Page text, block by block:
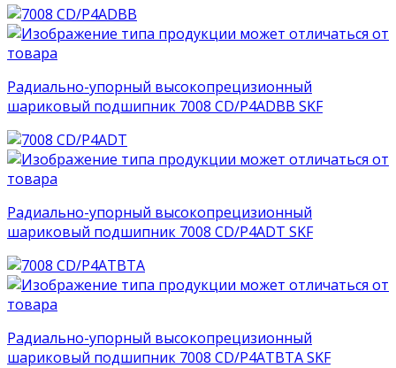
Радиально-упорный высокопрецизионный
шариковый подшипник 7008 CD/P4ADBB SKF
Радиально-упорный высокопрецизионный
шариковый подшипник 7008 CD/P4ADT SKF
Радиально-упорный высокопрецизионный
шариковый подшипник 7008 CD/P4ATBTA SKF